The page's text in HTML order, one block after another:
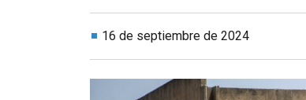
16 de septiembre de 2024